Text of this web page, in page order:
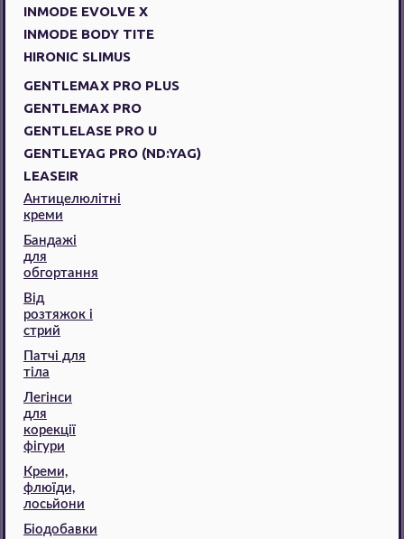
INMODE EVOLVE X
INMODE BODY TITE
HIRONIC SLIMUS
GENTLEMAX PRO PLUS
GENTLEMAX PRO
GENTLELASE PRO U
GENTLEYAG PRO (ND:YAG)
LEASEIR
Антицелюлітні
креми
Бандажі
для
обгортання
Від
розтяжок і
стрий
Патчі для
тіла
Легінси
для
корекції
фігури
Креми,
флюїди,
лосьйони
Біодобавки